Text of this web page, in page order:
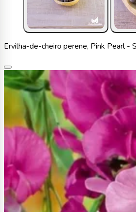
Ervilha-de-cheiro perene, Pink Pearl -